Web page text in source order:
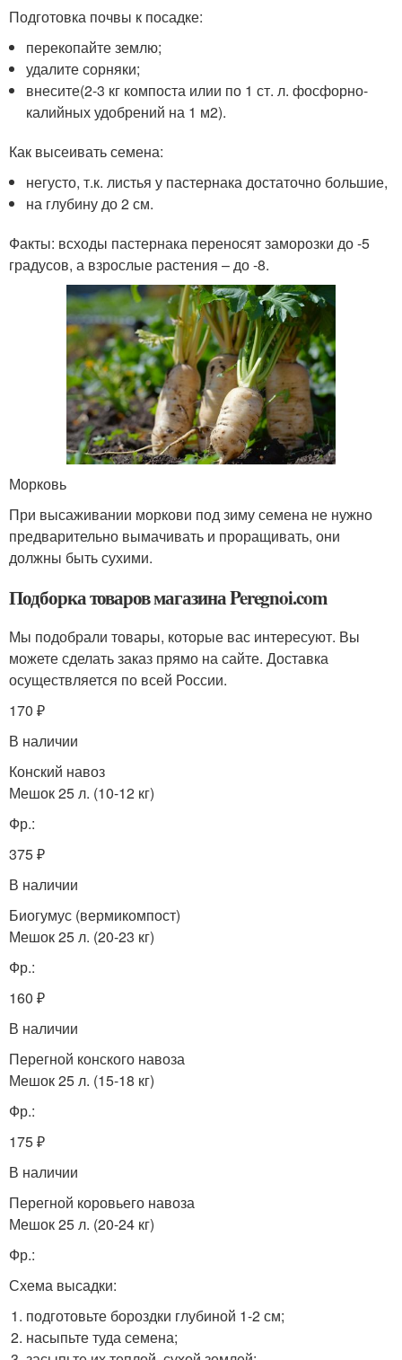
Подготовка почвы к посадке:
перекопайте землю;
удалите сорняки;
внесите(2-3 кг компоста илии по 1 ст. л. фосфорно-
калийных удобрений на 1 м2).
Как высеивать семена:
негусто, т.к. листья у пастернака достаточно большие,
на глубину до 2 см.
Факты: всходы пастернака переносят заморозки до -5
градусов, а взрослые растения – до -8.
Морковь
При высаживании моркови под зиму семена не нужно
предварительно вымачивать и проращивать, они
должны быть сухими.
Подборка товаров магазина Peregnoi.com
Мы подобрали товары, которые вас интересуют. Вы
можете сделать заказ прямо на сайте. Доставка
осуществляется по всей России.
170 ₽
В наличии
Конский навоз
Мешок 25 л. (10-12 кг)
Фр.:
375 ₽
В наличии
Биогумус (вермикомпост)
Мешок 25 л. (20-23 кг)
Фр.:
160 ₽
В наличии
Перегной конского навоза
Мешок 25 л. (15-18 кг)
Фр.:
175 ₽
В наличии
Перегной коровьего навоза
Мешок 25 л. (20-24 кг)
Фр.:
Схема высадки:
подготовьте бороздки глубиной 1-2 см;
насыпьте туда семена;